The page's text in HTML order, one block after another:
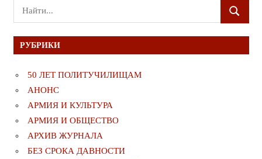
Поиск
для:
ПОИСК
РУБРИКИ
50 ЛЕТ ПОЛИТУЧИЛИЩАМ
АНОНС
АРМИЯ И КУЛЬТУРА
АРМИЯ И ОБЩЕСТВО
АРХИВ ЖУРНАЛА
БЕЗ СРОКА ДАВНОСТИ